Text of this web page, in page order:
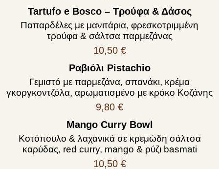
Tartufo e Bosco – Τρούφα & Δάσος
Παπαρδέλες με μανιτάρια, φρεσκοτριμμένη
τρούφα & σάλτσα παρμεζάνας
10,50 €
Ραβιόλι Pistachio
Γεμιστό με παρμεζάνα, σπανάκι, κρέμα
γκοργκοντζόλα, αρωματισμένο με κρόκο Κοζάνης
9,80 €
Mango Curry Bowl
Κοτόπουλο & λαχανικά σε κρεμώδη σάλτσα
καρύδας, red curry, mango & ρύζι basmati
10,50 €